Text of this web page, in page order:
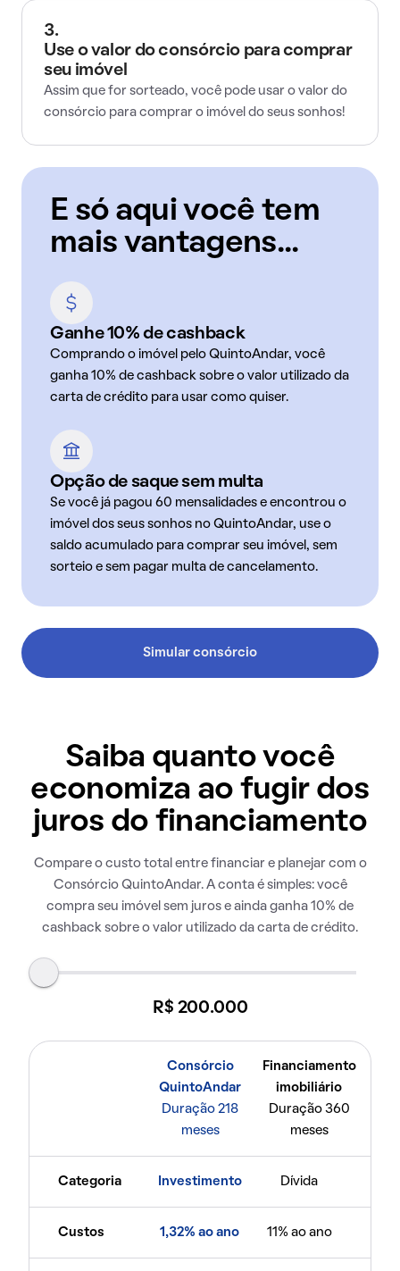
3.
Use o valor do consórcio para comprar
seu imóvel
Assim que for sorteado, você pode usar o valor do
consórcio para comprar o imóvel do seus sonhos!
E só aqui você tem
mais vantagens...
Ganhe 10% de cashback
Comprando o imóvel pelo QuintoAndar, você
ganha 10% de cashback sobre o valor utilizado da
carta de crédito para usar como quiser.
Opção de saque sem multa
Se você já pagou 60 mensalidades e encontrou o
imóvel dos seus sonhos no QuintoAndar, use o
saldo acumulado para comprar seu imóvel, sem
sorteio e sem pagar multa de cancelamento.
Simular consórcio
Saiba quanto você
economiza ao fugir dos
juros do financiamento
Compare o custo total entre financiar e planejar com o
Consórcio QuintoAndar. A conta é simples: você
compra seu imóvel sem juros e ainda ganha 10% de
cashback sobre o valor utilizado da carta de crédito.
R$ 200.000
Consórcio
QuintoAndar
Duração 218
meses
Financiamento
imobiliário
Duração 360
meses
Categoria Investimento Dívida
Custos 1,32% ao ano 11% ao ano